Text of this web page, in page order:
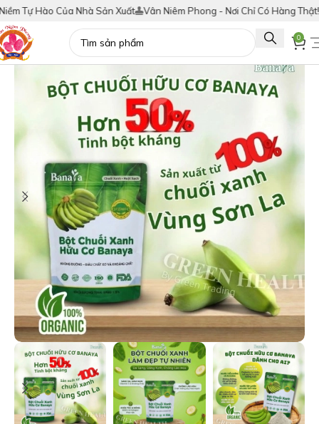
Hào Của Nhà Sản Xuất Vân Niêm Phong - Nơi Chỉ Có Hàng Thật!
0